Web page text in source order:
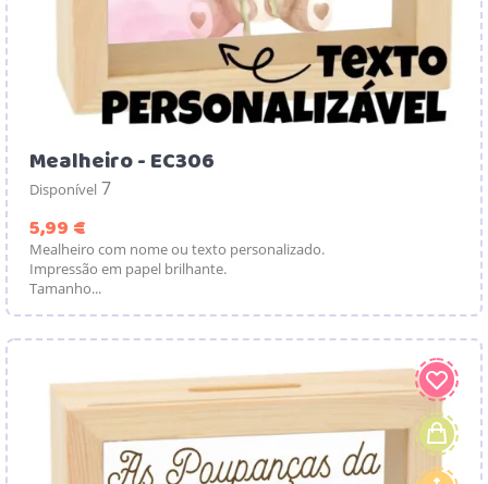
Mealheiro - EC306
Disponível 7
5,99 €
Mealheiro com nome ou texto personalizado.
Impressão em papel brilhante.
Tamanho...